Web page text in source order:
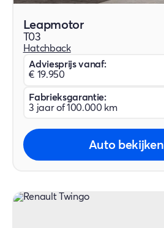
Leapmotor
T03
Hatchback
Adviesprijs vanaf:
€ 19.950
Fabrieksgarantie:
3 jaar of 100.000 km
Auto bekijken